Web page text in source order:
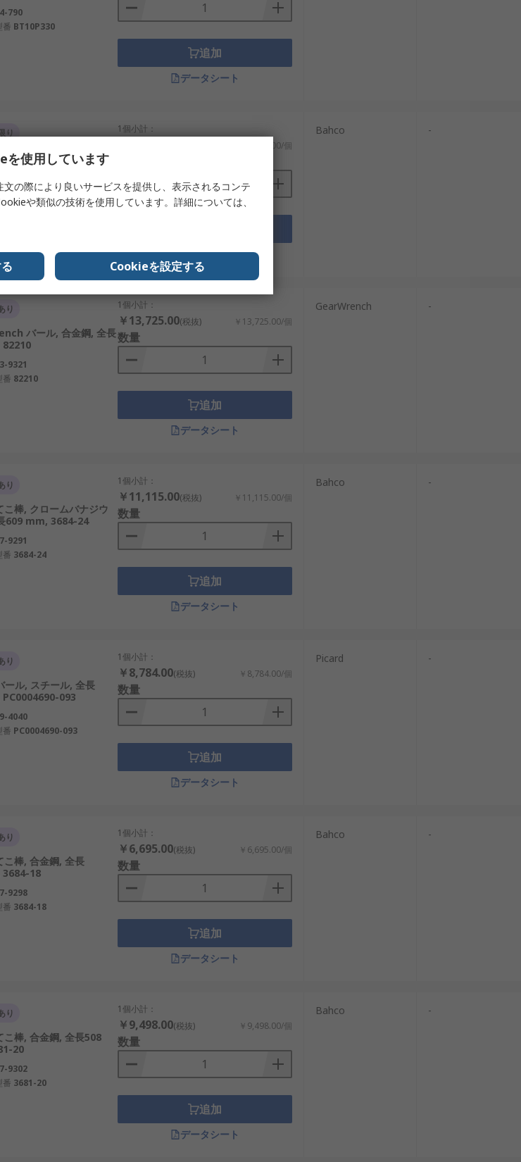
790
番 BT10P330
追加
データシート
り
棒, 合金鋼, 全長762
30
9295
番 3684-30
1個小計：
￥14,588.00/個
データシート
Bahco -
り
バール, 合金鋼, 全長
9321
番 82210
1個小計：
￥13,725.00(税抜) ￥13,725.00/個
数量
追加
データシート
GearWrench -
り
棒, クロームバナジウ
609 mm, 3684-24
9291
番 3684-24
1個小計：
￥11,115.00(税抜) ￥11,115.00/個
数量
追加
データシート
Bahco -
り
ル, スチール, 全長
093
4040
番 PC0004690-093
1個小計：
￥8,784.00(税抜) ￥8,784.00/個
数量
追加
データシート
Picard -
り
棒, 合金鋼, 全長
18
9298
番 3684-18
1個小計：
￥6,695.00(税抜) ￥6,695.00/個
数量
追加
データシート
Bahco -
り
棒, 合金鋼, 全長508
20
9302
番 3681-20
1個小計：
￥9,498.00(税抜) ￥9,498.00/個
数量
追加
データシート
Bahco -
を使用しています
の際により良いサービスを提供し、表示されるコンテ
や類似の技術を使用しています。詳細については、
Cookieを設定する